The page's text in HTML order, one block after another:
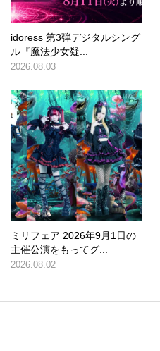
idoress 第3弾デジタルシング
ル『魔法少女疑...
2026.08.03
ミリフェア 2026年9月1日の
主催公演をもってグ...
2026.08.02